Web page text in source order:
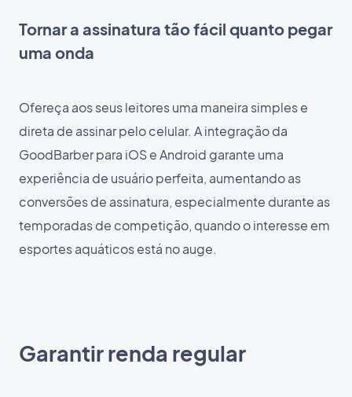
Tornar a assinatura tão fácil quanto pegar
uma onda
Ofereça aos seus leitores uma maneira simples e
direta de assinar pelo celular. A integração da
GoodBarber para iOS e Android garante uma
experiência de usuário perfeita, aumentando as
conversões de assinatura, especialmente durante as
temporadas de competição, quando o interesse em
esportes aquáticos está no auge.
Garantir renda regular